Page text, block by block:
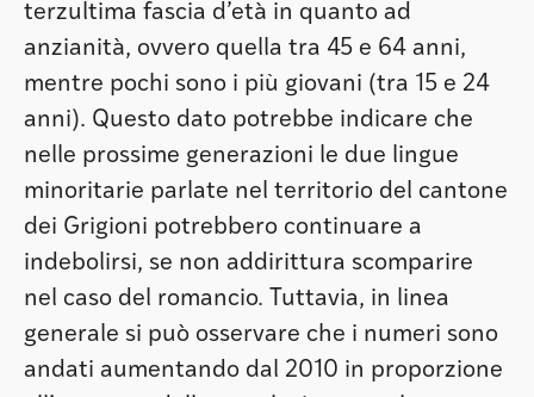
terzultima fascia d’età in quanto ad
anzianità, ovvero quella tra 45 e 64 anni,
mentre pochi sono i più giovani (tra 15 e 24
anni). Questo dato potrebbe indicare che
nelle prossime generazioni le due lingue
minoritarie parlate nel territorio del cantone
dei Grigioni potrebbero continuare a
indebolirsi, se non addirittura scomparire
nel caso del romancio. Tuttavia, in linea
generale si può osservare che i numeri sono
andati aumentando dal 2010 in proporzione